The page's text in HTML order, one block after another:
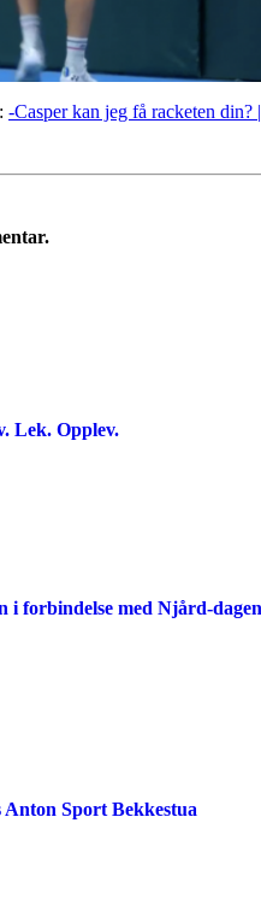
-Casper kan jeg få racketen din? |
Lek. Opplev.
i forbindelse med Njård-dagen
Sport Bekkestua